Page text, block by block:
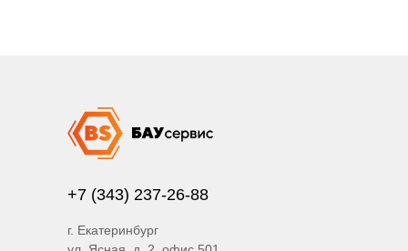
+7 (343) 237-26-88
г. Екатеринбург